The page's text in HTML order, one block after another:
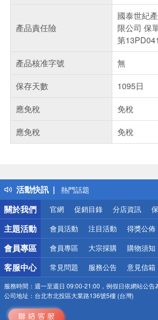
產品責任險
國泰世紀
限公司 保
第
產品核准字號
無
保存天數
1095日
應免稅
免稅
應免稅
免稅
活動快訊
得獎公告
熱門話題
銀行優惠
偏遠地區配送
詐騙網頁！請小心！
關於我們
官網 促銷目錄 分店資訊
主題活動 會員活動 注目活動 得獎公佈
會員專區 會員專區 大宗採購 購物須知
客服中心 常見問題 服務公告 意見信箱
服務時間： 週一至週日 09:00-21:00，例假日依網站公告
公司地址： 台北市北投區大業路136號5樓 (台灣)